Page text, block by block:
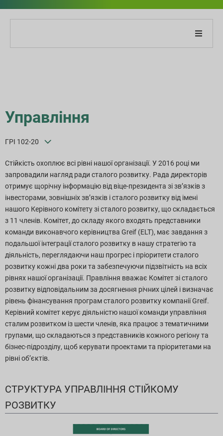
сталого розвитку
звітності ESG
звітів
Управління
ГРІ 102-20
Стійкість охоплює всі рівні нашої організації. У 2016 році ми
запровадили нагляд ради сталого розвитку. Рада директорів
отримує щорічну інформацію від віце-президента зі зв’язків з
інвесторами, зовнішніх зв’язків і сталого розвитку від імені
нашого Керівного комітету зі сталого розвитку, що складається
з 11 членів. Комітет, до складу якого входять представники
команди виконавчого керівництва Greif (ELT), має завдання з
подальшої інтеграції сталого розвитку в нашу стратегію та
діяльність, переглядаючи наш прогрес і пріоритети сталого
розвитку кожні два роки та забезпечуючи підзвітність на всіх
рівнях нашої організації. Правління вважає Комітет зі сталого
розвитку відповідальним за досягнення річних цілей і визначає
рівень фінансування програм сталого розвитку компанії Greif.
Керівний комітет керує діяльністю нашої команди управління
сталим розвитком із шести членів, яка працює з тематичними
групами, що складаються з представників кожного регіону та
бізнес-підрозділу, щоб керувати проектами та пріоритетами на
рівні об’єктів.
СТРУКТУРА УПРАВЛІННЯ СТІЙКОМУ
РОЗВИТКУ